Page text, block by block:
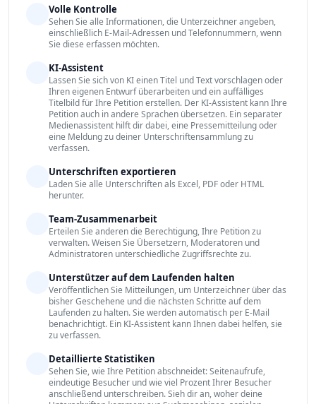
Volle Kontrolle
Sehen Sie alle Informationen, die Unterzeichner angeben,
einschließlich E-Mail-Adressen und Telefonnummern, wenn
Sie diese erfassen möchten.
KI-Assistent
Lassen Sie sich von KI einen Titel und Text vorschlagen oder
Ihren eigenen Entwurf überarbeiten und ein auffälliges
Titelbild für Ihre Petition erstellen. Der KI-Assistent kann Ihre
Petition auch in andere Sprachen übersetzen. Ein separater
Medienassistent hilft dir dabei, eine Pressemitteilung oder
eine Meldung zu deiner Unterschriftensammlung zu
verfassen.
Unterschriften exportieren
Laden Sie alle Unterschriften als Excel, PDF oder HTML
herunter.
Team-Zusammenarbeit
Erteilen Sie anderen die Berechtigung, Ihre Petition zu
verwalten. Weisen Sie Übersetzern, Moderatoren und
Administratoren unterschiedliche Zugriffsrechte zu.
Unterstützer auf dem Laufenden halten
Veröffentlichen Sie Mitteilungen, um Unterzeichner über das
bisher Geschehene und die nächsten Schritte auf dem
Laufenden zu halten. Sie werden automatisch per E-Mail
benachrichtigt. Ein KI-Assistent kann Ihnen dabei helfen, sie
zu verfassen.
Detaillierte Statistiken
Sehen Sie, wie Ihre Petition abschneidet: Seitenaufrufe,
eindeutige Besucher und wie viel Prozent Ihrer Besucher
anschließend unterschreiben. Sieh dir an, woher deine